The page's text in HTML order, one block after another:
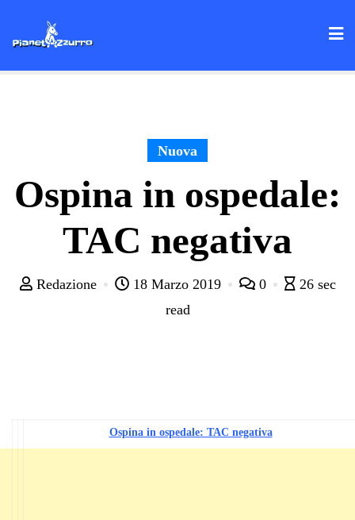
Nuova
Ospina in ospedale:
TAC negativa
Redazione 18 Marzo 2019 0
26 sec
read
Ospina in ospedale: TAC negativa